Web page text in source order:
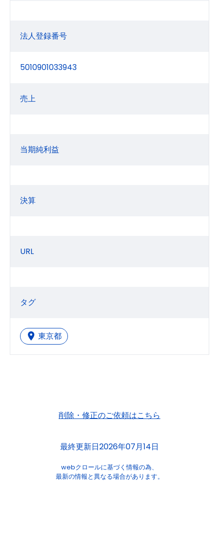
法人登録番号
5010901033943
売上
当期純利益
決算
URL
タグ
東京都
削除・修正のご依頼はこちら
最終更新日2026年07月14日
webクロールに基づく情報の為、
最新の情報と異なる場合があります。